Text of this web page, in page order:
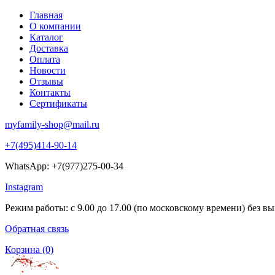
Главная
О компании
Каталог
Доставка
Оплата
Новости
Отзывы
Контакты
Сертификаты
myfamily-shop@mail.ru
+7(495)414-90-14
WhatsApp: +7(977)275-00-34
Instagram
Режим работы: с 9.00 до 17.00 (по московскому времени) без
Обратная связь
Корзина (0)